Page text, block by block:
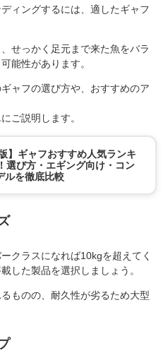
ィングするには、適したギャフ
せっかく足元まで来た魚をバラ
能性があります。
ャフの選び方や、おすすめのア
ご説明します。
】ギャフおすすめ人気ランキ
選び方・エギング向け・コン
ルを徹底比較
クラスになれば10kgを超えてく
した製品を選択しましょう。
ものの、耐久性が劣るため大型